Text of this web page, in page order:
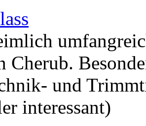
Cherub.
und
interessant)